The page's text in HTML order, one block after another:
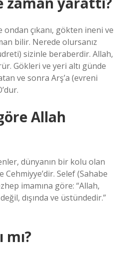
çıkanı, gökten ineni ve
bilir. Nerede olursanız
sizinle beraberdir. Allah,
Gökleri ve yeri altı günde
ve sonra Arş’a (evreni
Allah
dünyanın bir kolu olan
Cehmiyye’dir. Selef (Sahabe
imamına göre: “Allah,
dışında ve üstündedir.”
mı?